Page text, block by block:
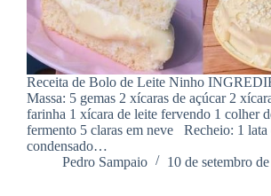
Receita de Bolo de Leite Ninho
Massa: 5 gemas 2 xícaras de açúcar 2
farinha 1 xícara de leite fervendo 1 colher
fermento 5 claras em neve Recheio: 1 lata
condensado…
Pedro Sampaio
10 de setembro